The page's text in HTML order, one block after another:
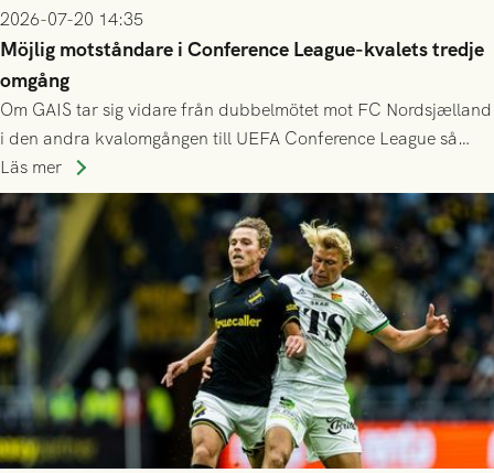
2026-07-20 14:35
Möjlig motståndare i Conference League-kvalets tredje
omgång
Om GAIS tar sig vidare från dubbelmötet mot FC Nordsjælland
i den andra kvalomgången till UEFA Conference League så
spelas den tredje kvalomgången kort därpå. Motståndare blir
då vinnaren i mötet mellan isländska Valur och HŠK Zrinjski
Mostar från Bosnien och Hercegovina.
Läs mer